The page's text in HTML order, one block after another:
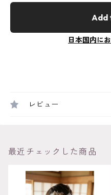
Add
日本国内に
レビュー
最近チェックした商品